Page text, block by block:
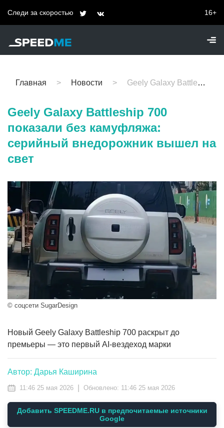
Следи за скоростью 16+
Главная Новости Geely Galaxy Battleship 700 показали без камуфляжа: серийный внедорожник вышел на свет
Geely Galaxy Battleship 700
показали без камуфляжа:
серийный внедорожник вышел на
свет
© соцсети SugarDesign
Новый Geely Galaxy Battleship 700 раскрыт до
премьеры — это первый AI-вездеход марки
Автор: Дарья Каширина
11:46 25 мая 2026 Обновлено: 11:46 25 мая 2026
Добавить SPEEDME.RU в предпочитаемые источники
Google